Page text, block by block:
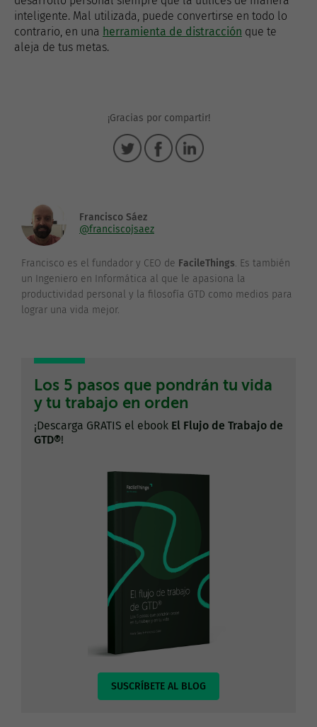
inteligente. Mal utilizada, puede convertirse en todo lo
contrario, en una herramienta de distracción que te
aleja de tus metas.
¡Gracias por compartir!
Francisco Sáez
@franciscojsaez
Francisco es el fundador y CEO de FacileThings. Es también
un Ingeniero en Informática al que le apasiona la
productividad personal y la filosofía GTD como medios para
lograr una vida mejor.
Los 5 pasos que pondrán tu vida
y tu trabajo en orden
¡Descarga GRATIS el ebook El Flujo de Trabajo de
GTD®!
SUSCRÍBETE AL BLOG